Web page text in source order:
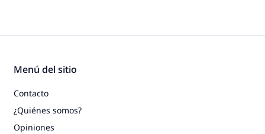
Menú del sitio
Contacto
¿Quiénes somos?
Opiniones